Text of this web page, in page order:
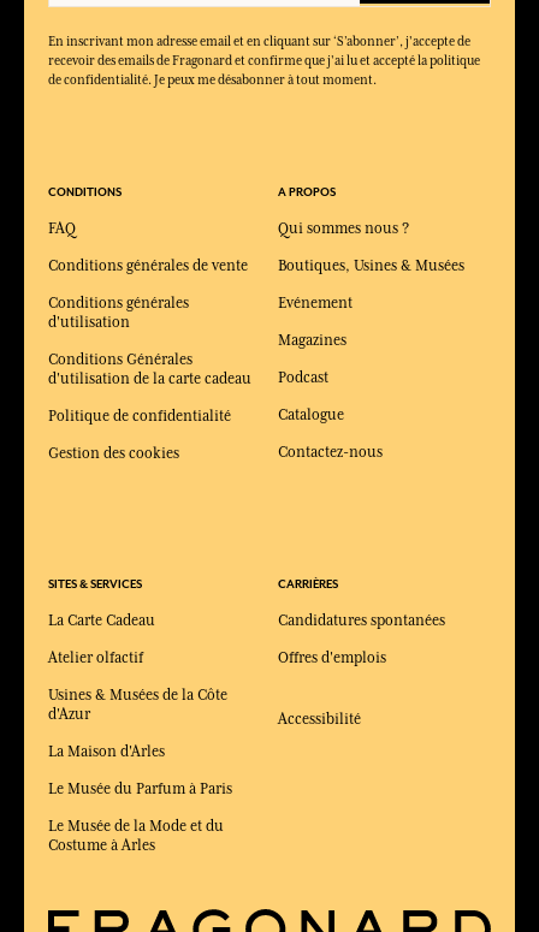
partagés et devient une signature associée à une émotion.
En inscrivant mon adresse email et en cliquant sur ‘S’abonner’, j'accepte de
recevoir des emails de Fragonard et confirme que j'ai lu et accepté la politique
de confidentialité. Je peux me désabonner à tout moment.
CONDITIONS
FAQ
Conditions générales de vente
Conditions générales
d'utilisation
Conditions Générales
d'utilisation de la carte cadeau
Politique de confidentialité
Gestion des cookies
SITES & SERVICES
La Carte Cadeau
Atelier olfactif
Usines & Musées de la Côte
d'Azur
La Maison d'Arles
Le Musée du Parfum à Paris
Le Musée de la Mode et du
Costume à Arles
A PROPOS
Qui sommes nous ?
Boutiques, Usines & Musées
Evénement
Magazines
Podcast
Catalogue
Contactez-nous
CARRIÈRES
Candidatures spontanées
Offres d'emplois
Accessibilité